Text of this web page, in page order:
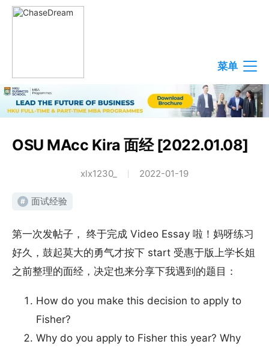
菜单
OSU MAcc Kira 面经 [2022.01.08]
xlx1230_ 2022-01-19
# 面试经验
第一次发帖子， 终于完成 Video Essay 啦！妈呀练习
好久，鼓起莫大的勇气才按下 start 受惠于版上学长姐
之前整理的面经，决定也来分享下我遇到的题目：
How do you make this decision to apply to
Fisher?
Why do you apply to Fisher this year? Why